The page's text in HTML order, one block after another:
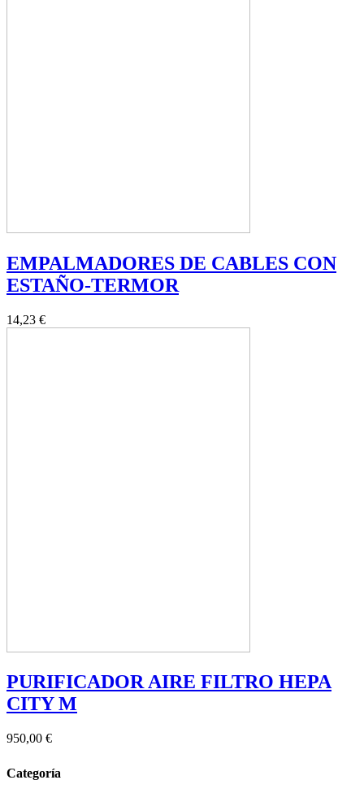
EMPALMADORES DE CABLES CON
ESTAÑO-TERMOR
14,23 €
PURIFICADOR AIRE FILTRO HEPA
CITY M
950,00 €
Categoría